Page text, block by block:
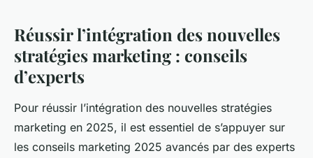
Réussir l’intégration des nouvelles
stratégies marketing : conseils
d’experts
Pour réussir l’intégration des nouvelles stratégies
marketing en 2025, il est essentiel de s’appuyer sur
les conseils marketing 2025 avancés par des experts